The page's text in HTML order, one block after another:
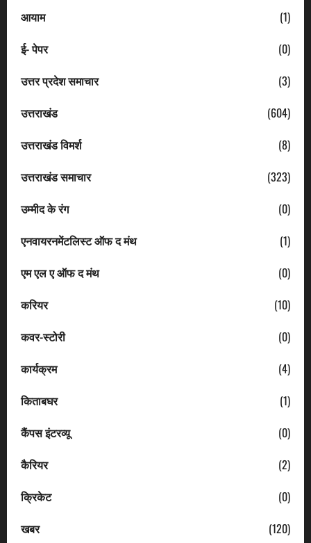
आयाम
(1)
ई- पेपर
(0)
उत्तर प्रदेश समाचार
(3)
उत्तराखंड
(604)
उत्तराखंड विमर्श
(8)
उत्तराखंड समाचार
(323)
उम्मीद के रंग
(0)
एनवायरनमेंटलिस्ट ऑफ द मंथ
(1)
एम एल ए ऑफ द मंथ
(0)
करियर
(10)
कवर-स्टोरी
(0)
कार्यक्रम
(4)
किताबघर
(1)
कैंपस इंटरव्यू
(0)
कैरियर
(2)
क्रिकेट
(0)
खबर
(120)